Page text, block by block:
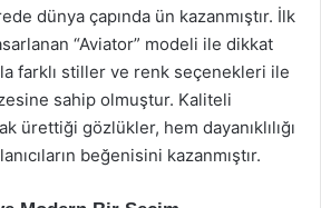
dünya çapında ün kazanmıştır. İlk
“Aviator” modeli ile dikkat
farklı stiller ve renk seçenekleri ile
sahip olmuştur. Kaliteli
ürettiği gözlükler, hem dayanıklılığı
beğenisini kazanmıştır.